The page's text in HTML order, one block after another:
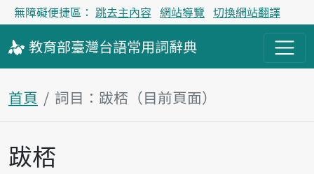
無障礙便捷區： 跳去主內容 網站導覽 切換網站翻譯
教育部臺灣台語常用詞辭典
首頁 詞目：跋桮（目前頁面）
主內容區塊
跋桮